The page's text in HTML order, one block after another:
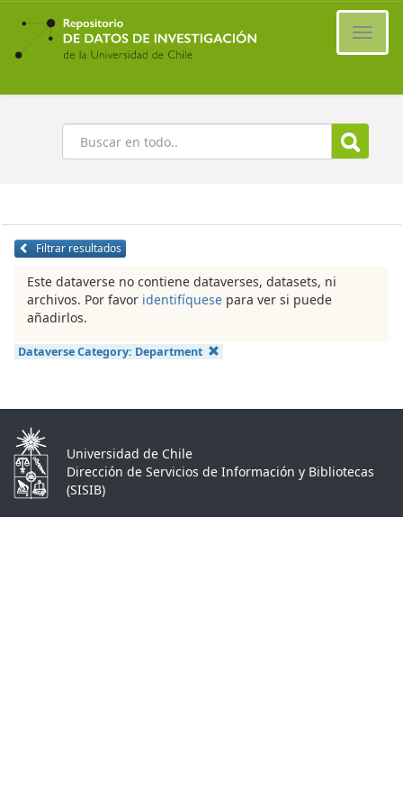
Ir
contenido
principal
Buscar
Filtrar resultados
Este dataverse no contiene dataverses, datasets, ni
archivos. Por favor identifíquese para ver si puede
añadirlos.
Dataverse Category: Department
Universidad de Chile
Dirección de Servicios de Información y Bibliotecas
(SISIB)